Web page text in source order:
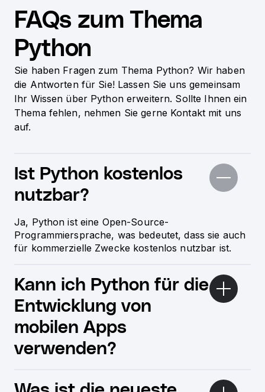
FAQs zum Thema
Python
Sie haben Fragen zum Thema Python? Wir haben
die Antworten für Sie! Lassen Sie uns gemeinsam
Ihr Wissen über Python erweitern. Sollte Ihnen ein
Thema fehlen, nehmen Sie gerne Kontakt mit uns
auf.
Ist Python kostenlos
nutzbar?
Ja, Python ist eine Open-Source-
Programmiersprache, was bedeutet, dass sie auch
für kommerzielle Zwecke kostenlos nutzbar ist.
Kann ich Python für die
Entwicklung von
mobilen Apps
verwenden?